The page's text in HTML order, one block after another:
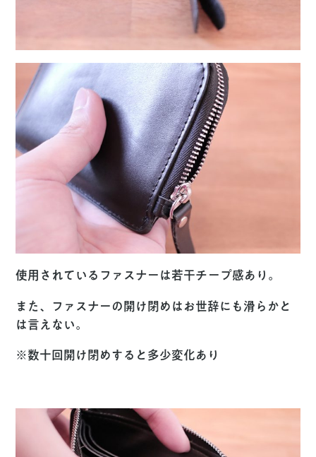
使用されているファスナーは若干チープ感あり。
また、ファスナーの開け閉めはお世辞にも滑らかと
は言えない。
※数十回開け閉めすると多少変化あり